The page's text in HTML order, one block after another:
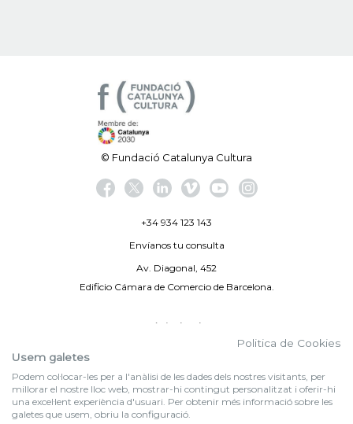
© Fundació Catalunya Cultura
+34 934 123 143
Envíanos tu consulta
Av. Diagonal, 452
Edificio Cámara de Comercio de Barcelona.
Aviso legal
By 100X100NET
Politica de Cookies
Usem galetes
Podem col·locar-les per a l'anàlisi de les dades dels nostres visitants, per
millorar el nostre lloc web, mostrar-hi contingut personalitzat i oferir-hi
una excel·lent experiència d'usuari. Per obtenir més informació sobre les
galetes que usem, obriu la configuració.